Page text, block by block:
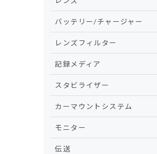
バッテリー/チャージャー
レンズフィルター
記録メディア
スタビライザー
カーマウントシステム
モニター
伝送